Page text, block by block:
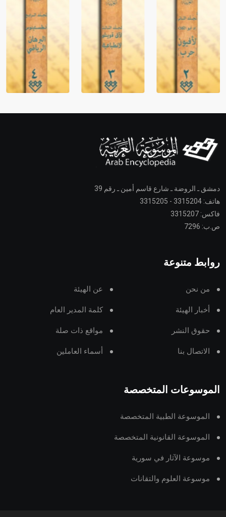
دمشق ـ الروضة ـ شارع قاسم أمين ـ رقم 39
هاتف: 3315204 - 3315205
فاكس: 3315207
ص.ب: 7296
روابط متنوعة
من نحن عن الهيئة
أخبار الهيئة كلمة المدير العام
حقوق النشر مواقع ذات صلة
الاتصال بنا أسماء العاملين
الموسوعات المتخصصة
الموسوعة الطبية المتخصصة
الموسوعة القانونية المتخصصة
موسوعة الآثار في سورية
موسوعة العلوم والتقانات